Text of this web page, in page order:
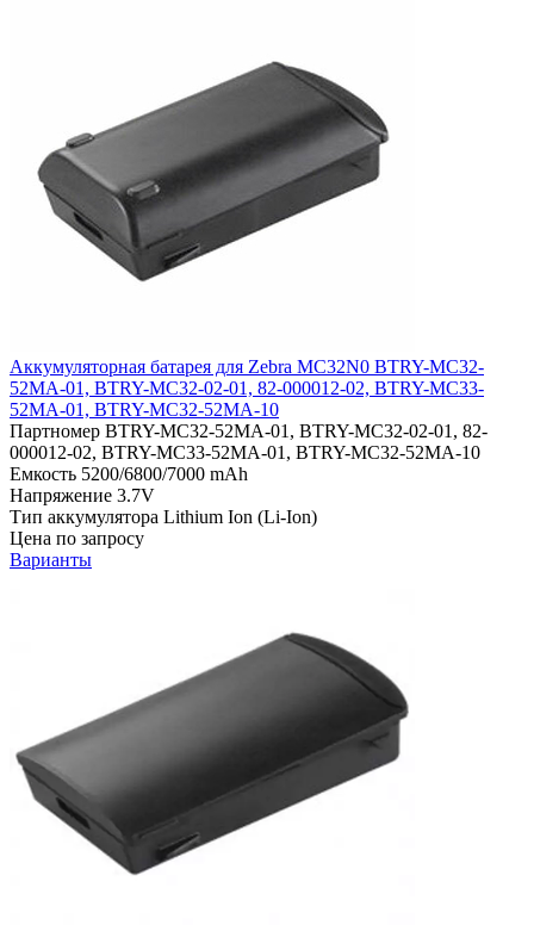
Аккумуляторная батарея для Zebra MC32N0 BTRY-MC32-
52MA-01, BTRY-MC32-02-01, 82-000012-02, BTRY-MC33-
52MA-01, BTRY-MC32-52MA-10
Партномер BTRY-MC32-52MA-01, BTRY-MC32-02-01, 82-
000012-02, BTRY-MC33-52MA-01, BTRY-MC32-52MA-10
Емкость 5200/6800/7000 mAh
Напряжение 3.7V
Тип аккумулятора Lithium Ion (Li-Ion)
Цена по запросу
Варианты